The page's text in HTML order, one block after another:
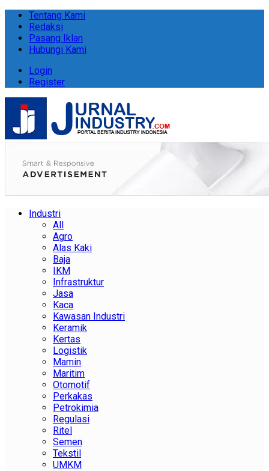
Tentang Kami
Redaksi
Pasang Iklan
Hubungi Kami
Login
Register
Industri
All
Agro
Alas Kaki
Baja
IKM
Infrastruktur
Jasa
Kaca
Kawasan Industri
Keramik
Kertas
Logistik
Mamin
Maritim
Otomotif
Perkakas
Petrokimia
Regulasi
Ritel
Semen
Tekstil
UMKM